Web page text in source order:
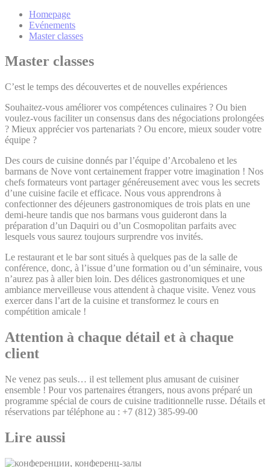
Donnez votre consentement pour l'envoi de données
Annonces personnalisées
Confirmer la sélection
Homepage
Evénements
Master classes
Master classes
C’est le temps des découvertes et de nouvelles expériences
Souhaitez-vous améliorer vos compétences culinaires ? Ou bien
voulez-vous faciliter un consensus dans des négociations prolongées
? Mieux apprécier vos partenariats ? Ou encore, mieux souder votre
équipe ?
Des cours de cuisine donnés par l’équipe d’Arcobaleno et les
barmans de Nove vont certainement frapper votre imagination ! Nos
chefs formateurs vont partager généreusement avec vous les secrets
d’une cuisine facile et efficace. Nous vous apprendrons à
confectionner des déjeuners gastronomiques de trois plats en une
demi-heure tandis que nos barmans vous guideront dans la
préparation d’un Daquiri ou d’un Cosmopolitan parfaits avec
lesquels vous saurez toujours surprendre vos invités.
Le restaurant et le bar sont situés à quelques pas de la salle de
conférence, donc, à l’issue d’une formation ou d’un séminaire, vous
n’aurez pas à aller bien loin. Des délices gastronomiques et une
ambiance merveilleuse vous attendent à chaque visite. Venez vous
exercer dans l’art de la cuisine et transformez le cours en
compétition amicale !
Attention à chaque détail et à chaque
client
Ne venez pas seuls… il est tellement plus amusant de cuisiner
ensemble ! Pour vos partenaires étrangers, nous avons préparé un
programme spécial de cours de cuisine traditionnelle russe. Détails et
réservations par téléphone au : +7 (812) 385-99-00
Lire aussi